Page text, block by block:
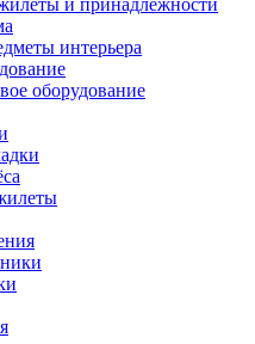
и принадлежности
интерьера
оборудование